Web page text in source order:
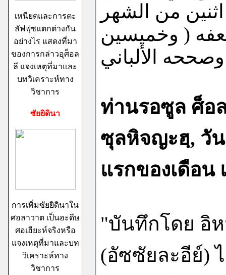
เหนียตและการตะ
ลัฟฟุซแตกต่างกัน
อย่างไร แสดงที่มา
ของการกล่าวอุศ็อล
ลี แจงเหตุที่มาและ
บทวิเคราะห์ทาง
วิชาการ
ซัยยิดินา
การเพิ่มซัยยิดินาใน
ศอลาวาต เป็นฮะดีษ
ศอเฮียะห์จริงหรือ
แจงเหตุที่มาและบท
วิเคราะห์ทาง
วิชาการ
اثنين من
الشهر
وخميسين )
وصححه الألباني
ท่านรอซูล ศ็อ
ซุลหิจญะฮฺ, วั
แรกของเดือ
"บันทึกโดย อิ
(อัซซัยละอีย์)